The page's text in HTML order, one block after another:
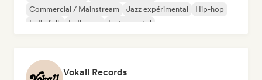
Commercial / Mainstream
Jazz expérimental
Hip-hop
Indie folk
Indie pop Instrumental
Vokall Records